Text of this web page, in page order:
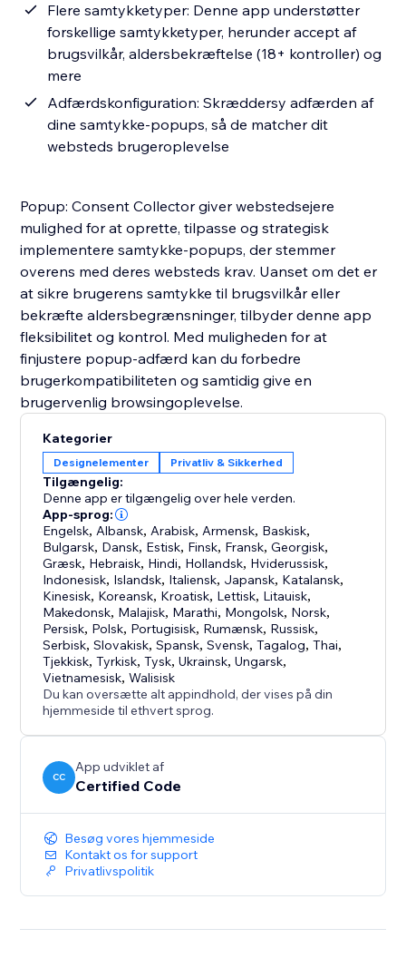
Flere samtykketyper: Denne app understøtter
forskellige samtykketyper, herunder accept af
brugsvilkår, aldersbekræftelse (18+ kontroller) og
mere
Adfærdskonfiguration: Skræddersy adfærden af
dine samtykke-popups, så de matcher dit
websteds brugeroplevelse
Popup: Consent Collector giver webstedsejere
mulighed for at oprette, tilpasse og strategisk
implementere samtykke-popups, der stemmer
overens med deres websteds krav. Uanset om det er
at sikre brugerens samtykke til brugsvilkår eller
bekræfte aldersbegrænsninger, tilbyder denne app
fleksibilitet og kontrol. Med muligheden for at
finjustere popup-adfærd kan du forbedre
brugerkompatibiliteten og samtidig give en
brugervenlig browsingoplevelse.
Kategorier
Designelementer Privatliv & Sikkerhed
Tilgængelig:
Denne app er tilgængelig over hele verden.
App-sprog:
Engelsk, Albansk, Arabisk, Armensk, Baskisk,
Bulgarsk, Dansk, Estisk, Finsk, Fransk,Georgisk,
Græsk, Hebraisk, Hindi, Hollandsk, Hviderussisk,
Indonesisk, Islandsk, Italiensk, Japansk, Katalansk,
Kinesisk, Koreansk, Kroatisk, Lettisk, Litauisk,
Makedonsk, Malajisk, Marathi, Mongolsk, Norsk,
Persisk, Polsk, Portugisisk, Rumænsk, Russisk,
Serbisk,Slovakisk,Spansk,Svensk,Tagalog,Thai,
Tjekkisk,Tyrkisk,Tysk,Ukrainsk,Ungarsk,
Vietnamesisk,Walisisk
Du kan oversætte alt appindhold, der vises på din
hjemmeside til ethvert sprog.
CC
App udviklet af
Certified Code
Besøg vores hjemmeside
Kontakt os for support
Privatlivspolitik